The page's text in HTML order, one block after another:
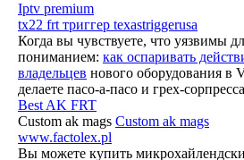
Iptv premium
tx22 frt триггер texastriggerusa
Когда вы чувствуете, что уязвимы
пониманием: как оспаривать
владельцев нового оборудования в
делаете пасо-а-пасо и грех-
Best AK FRT
Custom ak mags Custom ak mags
www.factolex.pl
Вы можете купить